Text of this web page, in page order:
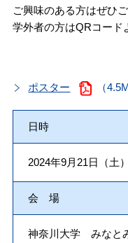
ご興味のある方はぜひ
学外者の方はQRコード
ポスター （
日時
2024年9月21日（土
会 場
神奈川大学 みなと